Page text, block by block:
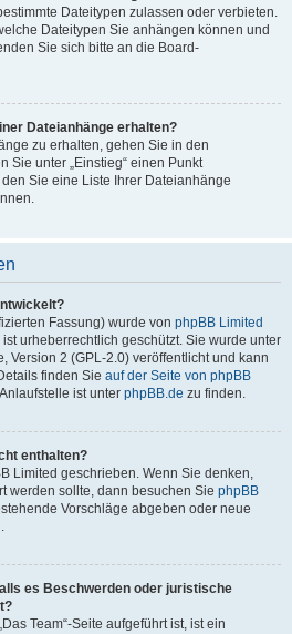
Dateitypen zulassen oder verbieten.
Dateitypen Sie anhängen können und
Sie sich bitte an die Board-
Dateianhänge erhalten?
zu erhalten, gehen Sie in den
Sie unter „Einstieg“ einen Punkt
Sie eine Liste Ihrer Dateianhänge
Fassung) wurde von phpBB Limited
urheberrechtlich geschützt. Sie wurde unter
Version 2 (GPL-2.0) veröffentlicht und kann
finden Sie auf der Seite von phpBB
ist unter phpBB.de zu finden.
enthalten?
Limited geschrieben. Wenn Sie denken,
werden sollte, dann besuchen Sie phpBB
Vorschläge abgeben oder neue
es Beschwerden oder juristische
Team“-Seite aufgeführt ist, ist ein